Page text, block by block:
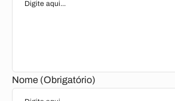
Nome (Obrigatório)